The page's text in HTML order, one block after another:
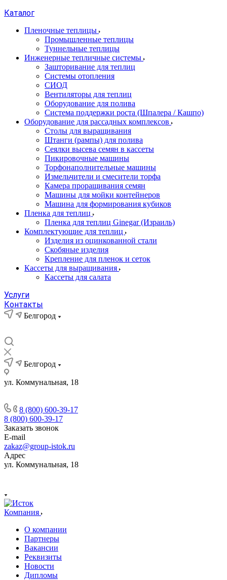
Каталог
Пленочные теплицы
Промышленные теплицы
Туннельные теплицы
Инженерные тепличные системы
Зашторивание для теплиц
Системы отопления
СИОД
Вентиляторы для теплиц
Оборудование для полива
Система поддержки роста (Шпалера / Кашпо)
Оборудование для рассадных комплексов
Столы для выращивания
Штанги (рампы) для полива
Сеялки высева семян в кассеты
Пикировочные машины
Торфонаполнительные машины
Измельчители и смесители торфа
Камера проращивания семян
Машины для мойки контейнеров
Машина для формирования кубиков
Пленка для теплиц
Пленка для теплиц Ginegar (Израиль)
Комплектующие для теплиц
Изделия из оцинкованной стали
Скобяные изделия
Крепление для пленок и сеток
Кассеты для выращивания
Кассеты для салата
Услуги
Контакты
Белгород
Белгород
ул. Коммунальная, 18
8 (800) 600-39-17
8 (800) 600-39-17
Заказать звонок
E-mail
zakaz@group-istok.ru
Адрес
ул. Коммунальная, 18
Компания
О компании
Партнеры
Вакансии
Реквизиты
Новости
Дипломы